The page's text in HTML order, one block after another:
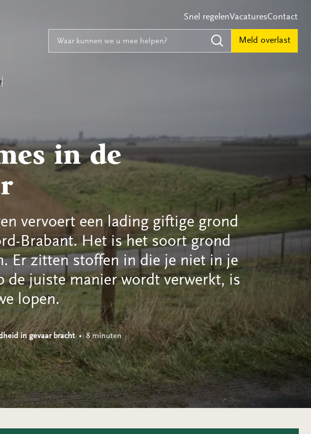
Naar inhoud
Naar navigatie
Snel regelenVacaturesContact
Waar kunnen we u mee helpen?
Zoeken
Meld overlast
in de
vervoert een lading giftige grond
Brabant. Het is het soort grond
Er zitten stoffen in die je niet in je
de juiste manier wordt verwerkt, is
lopen.
in gevaar bracht • 8 minuten